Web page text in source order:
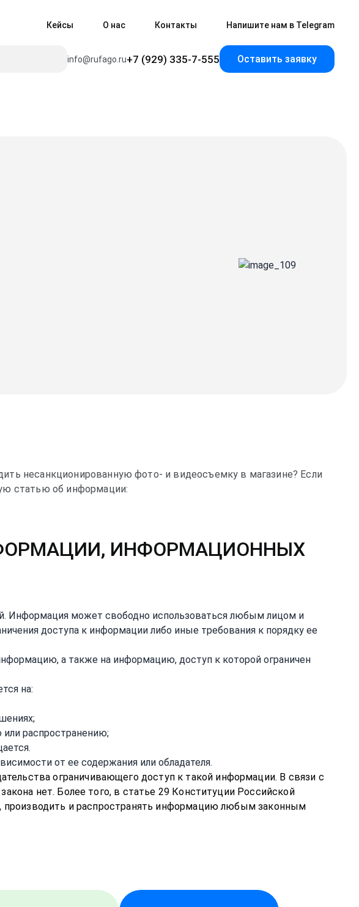
Кейсы О нас Контакты Напишите нам в Telegram
info@rufago.ru+7 (929) 335-7-555 Оставить заявку
несанкционированную фото- и видеосъемку в магазине? Если
статью об информации:
ИНФОРМАЦИОННЫХ
Информация может свободно использоваться любым лицом и
доступа к информации либо иные требования к порядку ее
а также на информацию, доступ к которой ограничен
на:
распространению;
от ее содержания или обладателя.
ограничивающего доступ к такой информации. В связи с
нет. Более того, в статье 29 Конституции Российской
производить и распространять информацию любым законным